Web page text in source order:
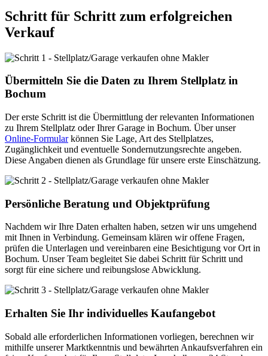
Schritt für Schritt zum erfolgreichen
Verkauf
Übermitteln Sie die Daten zu Ihrem Stellplatz in
Bochum
Der erste Schritt ist die Übermittlung der relevanten Informationen
zu Ihrem Stellplatz oder Ihrer Garage in Bochum. Über unser
Online-Formularkönnen Sie Lage, Art des Stellplatzes,
Zugänglichkeit und eventuelle Sondernutzungsrechte angeben.
Diese Angaben dienen als Grundlage für unsere erste Einschätzung.
Persönliche Beratung und Objektprüfung
Nachdem wir Ihre Daten erhalten haben, setzen wir uns umgehend
mit Ihnen in Verbindung. Gemeinsam klären wir offene Fragen,
prüfen die Unterlagen und vereinbaren eine Besichtigung vor Ort in
Bochum. Unser Team begleitet Sie dabei Schritt für Schritt und
sorgt für eine sichere und reibungslose Abwicklung.
Erhalten Sie Ihr individuelles Kaufangebot
Sobald alle erforderlichen Informationen vorliegen, berechnen wir
mithilfe unserer Marktkenntnis und bewährten Ankaufsverfahren ein